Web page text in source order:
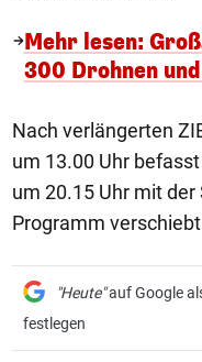
Mehr lesen:
300 Drohnen
Nach verlängerten
um 13.00 Uhr
um 20.15 Uhr mit
Programm
"Heute"auf Google
festlegen
1/15